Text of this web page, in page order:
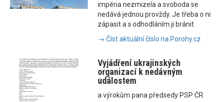
impéria nezmizela a svoboda se
nedává jednou provždy. Je třeba o ni
zápasit a s odhodláním ji bránit.
→ Číst aktuální číslo na Porohy.cz
Vyjádření ukrajinských
organizací k nedávným
událostem
a výrokům pana předsedy PSP ČR